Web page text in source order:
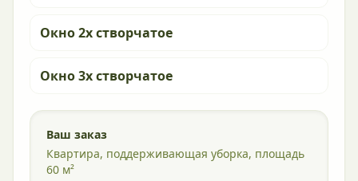
Окно 2х створчатое
Окно 3х створчатое
Ваш заказ
Квартира, поддерживающая уборка, площадь
60 м²